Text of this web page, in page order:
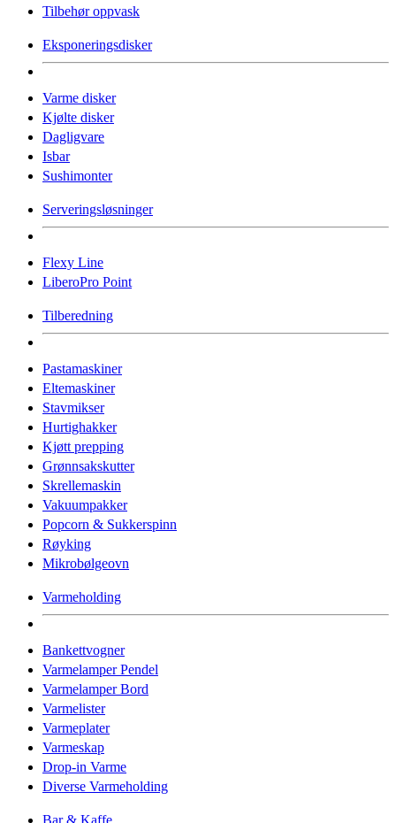
Tilbehør oppvask
Eksponeringsdisker
Varme disker
Kjølte disker
Dagligvare
Isbar
Sushimonter
Serveringsløsninger
Flexy Line
LiberoPro Point
Tilberedning
Pastamaskiner
Eltemaskiner
Stavmikser
Hurtighakker
Kjøtt prepping
Grønnsakskutter
Skrellemaskin
Vakuumpakker
Popcorn & Sukkerspinn
Røyking
Mikrobølgeovn
Varmeholding
Bankettvogner
Varmelamper Pendel
Varmelamper Bord
Varmelister
Varmeplater
Varmeskap
Drop-in Varme
Diverse Varmeholding
Bar & Kaffe